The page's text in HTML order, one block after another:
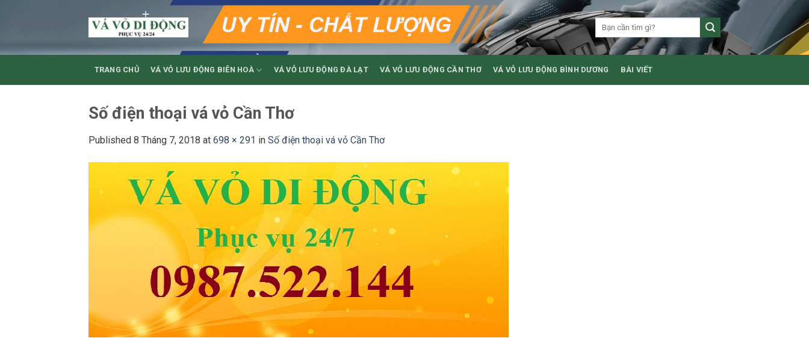
TRANG CHỦ VÁ VỎ LƯU ĐỘNG BIÊN HOÀ VÁ VỎ LƯU ĐỘNG ĐÀ LẠT VÁ VỎ LƯU ĐỘNG CẦN THƠ VÁ VỎ LƯU ĐỘNG BÌNH DƯƠNG BÀI VIẾT
Số điện thoại vá vỏ Cần Thơ
Published 8 Tháng 7, 2018 at 698 × 291 in Số điện thoại vá vỏ Cần Thơ